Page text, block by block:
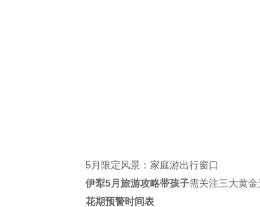
5月限定风景：家庭游出行窗口
伊犁5月旅游攻略带孩子需关注三大黄金
花期预警时间表